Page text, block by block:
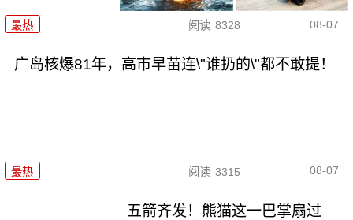
最热 阅读 8328 08-07
广岛核爆81年，高市早苗连\"谁扔的\"都不敢提！
最热 阅读 3315 08-07
五箭齐发！熊猫这一巴掌扇过